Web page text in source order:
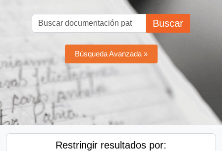
Buscar
Búsqueda Avanzada »
Restringir resultados por: